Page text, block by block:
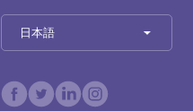
日本語